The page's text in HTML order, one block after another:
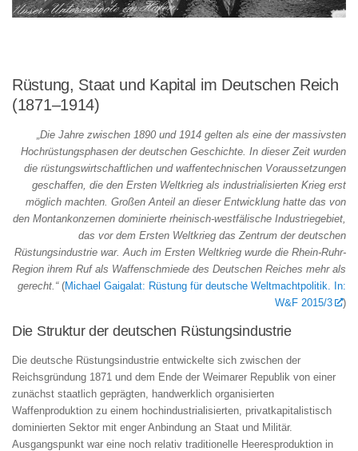
Rüstung, Staat und Kapital im Deutschen Reich
(1871–1914)
„Die Jahre zwischen 1890 und 1914 gelten als eine der massivsten
Hochrüstungsphasen der deutschen Geschichte. In dieser Zeit wurden
die rüstungswirtschaftlichen und waffentechnischen Voraussetzungen
geschaffen, die den Ersten Weltkrieg als industrialisierten Krieg erst
möglich machten. Großen Anteil an dieser Entwicklung hatte das von
den Montankonzernen dominierte rheinisch-westfälische Industriegebiet,
das vor dem Ersten Weltkrieg das Zentrum der deutschen
Rüstungsindustrie war. Auch im Ersten Weltkrieg wurde die Rhein-Ruhr-
Region ihrem Ruf als Waffenschmiede des Deutschen Reiches mehr als
gerecht.“(Michael Gaigalat: Rüstung für deutsche Weltmachtpolitik. In:
W&F 2015/3
)
Die Struktur der deutschen Rüstungsindustrie
Die deutsche Rüstungsindustrie entwickelte sich zwischen der
Reichsgründung 1871 und dem Ende der Weimarer Republik von einer
zunächst staatlich geprägten, handwerklich organisierten
Waffenproduktion zu einem hochindustrialisierten, privatkapitalistisch
dominierten Sektor mit enger Anbindung an Staat und Militär.
Ausgangspunkt war eine noch relativ traditionelle Heeresproduktion in